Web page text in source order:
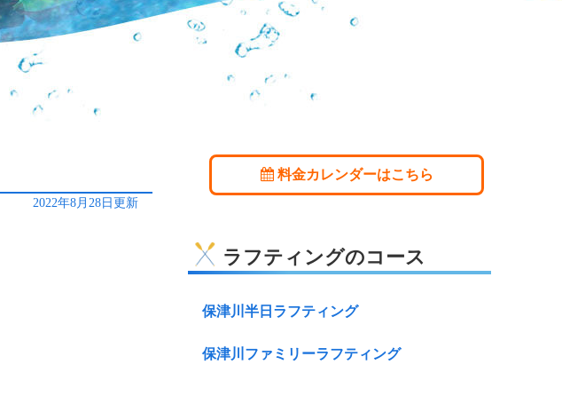
2022年8月28日更新
料金カレンダーはこちら
ラフティングのコース
保津川半日ラフティング
保津川ファミリーラフティング